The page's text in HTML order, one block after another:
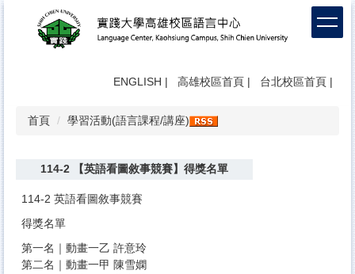
ENGLISH | 高雄校區首頁 | 台北校區首頁 |
首頁 學習活動(語言課程/講座)
114-2 【英語看圖敘事競賽】得獎名單
114-2 英語看圖敘事競賽
得獎名單
第一名｜動畫一乙 許意玲
第二名｜動畫一甲 陳雪嫻